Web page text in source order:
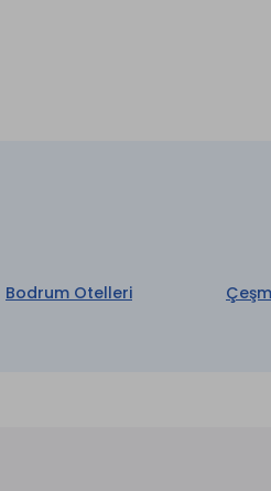
Bodrum Otelleri